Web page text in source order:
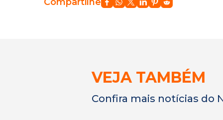
VEJA TAMBÉM
Confira mais notícias do